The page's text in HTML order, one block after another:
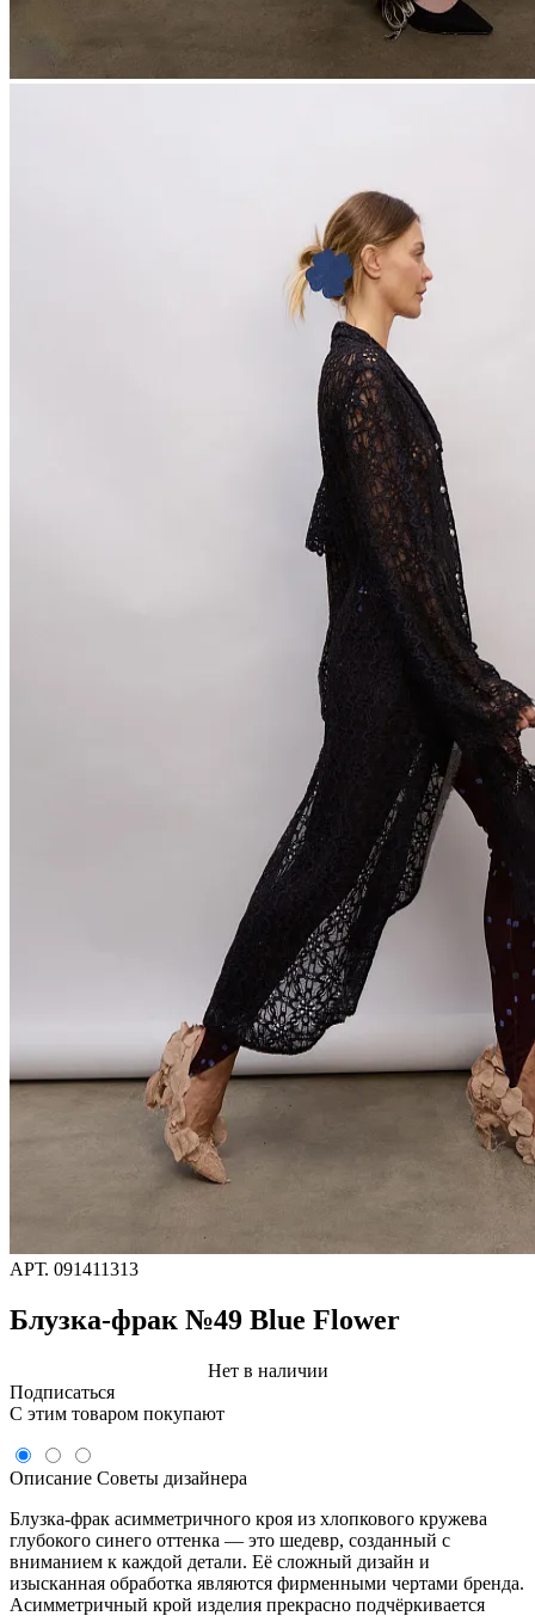
АРТ. 091411313
Блузка-фрак №49 Blue Flower
Нет в наличии
Подписаться
C этим товаром покупают
Описание Советы дизайнера
Блузка-фрак асимметричного кроя из хлопкового кружева
глубокого синего оттенка — это шедевр, созданный с
вниманием к каждой детали. Её сложный дизайн и
изысканная обработка являются фирменными чертами бренда.
Асимметричный крой изделия прекрасно подчёркивается